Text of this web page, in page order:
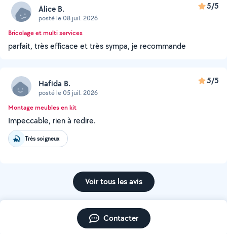
Alice B.
posté le 08 juil. 2026
5/5
Bricolage et multi services
parfait, très efficace et très sympa, je recommande
Hafida B.
posté le 05 juil. 2026
5/5
Montage meubles en kit
Impeccable, rien à redire.
Très soigneux
Voir tous les avis
Contacter